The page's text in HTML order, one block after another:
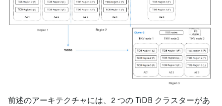
前述のアーキテクチャには、2 つの TiDB クラスターがあ